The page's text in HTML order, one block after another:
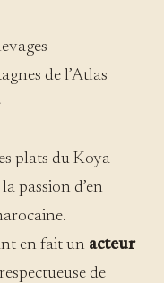
de l’Atlas
plats du Koya
passion d’en
en fait un acteur
de